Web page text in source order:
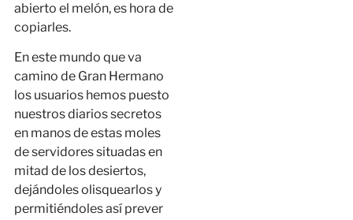
abierto el melón, es hora de
copiarles.
En este mundo que va
camino de Gran Hermano
los usuarios hemos puesto
nuestros diarios secretos
en manos de estas moles
de servidores situadas en
mitad de los desiertos,
dejándoles olisquearlos y
permitiéndoles así prever